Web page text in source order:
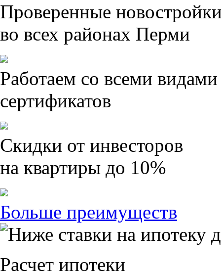
Проверенные
во всех районах Перми
Работаем со всеми видами
сертификатов
Скидки от инвесторов
на квартиры до 10%
Больше преимуществ
Расчет ипотеки